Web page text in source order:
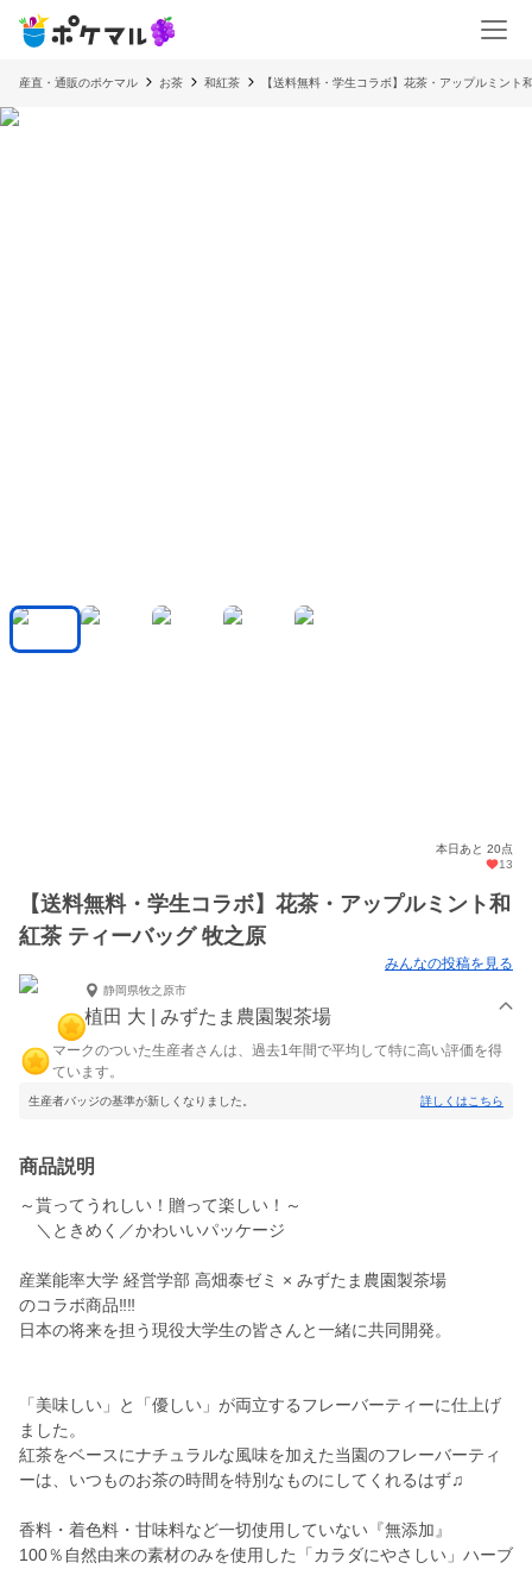
産直・通販のポケマル お茶 和紅茶 【送料無料・学生コラボ】花茶・アップルミント
本日あと 20点
13
【送料無料・学生コラボ】花茶・アップルミント和
紅茶 ティーバッグ 牧之原
みんなの投稿を見る
静岡県牧之原市
植田 大 | みずたま農園製茶場
マークのついた生産者さんは、過去1年間で平均して特に高い評価を得
ています。
生産者バッジの基準が新しくなりました。 詳しくはこちら
商品説明
～貰ってうれしい！贈って楽しい！～
＼ときめく／かわいいパッケージ
産業能率大学 経営学部 高畑泰ゼミ × みずたま農園製茶場
のコラボ商品‼‼
日本の将来を担う現役大学生の皆さんと一緒に共同開発。
「美味しい」と「優しい」が両立するフレーバーティーに仕上げ
ました。
紅茶をベースにナチュラルな風味を加えた当園のフレーバーティ
ーは、いつものお茶の時間を特別なものにしてくれるはず♫
香料・着色料・甘味料など一切使用していない『無添加』
100％自然由来の素材のみを使用した「カラダにやさしい」ハーブ